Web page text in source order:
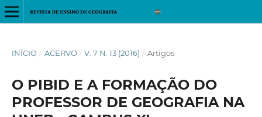
INÍCIO / ACERVO / V. 7 N. 13 (2016) / Artigos
O PIBID E A FORMAÇÃO DO
PROFESSOR DE GEOGRAFIA NA